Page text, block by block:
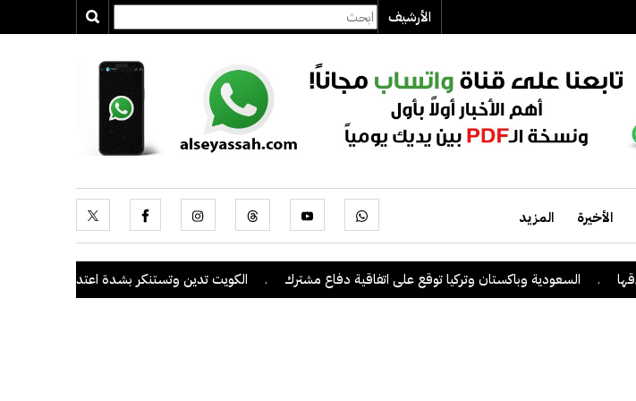
الأرشيف
الأخيرة المزيد
. السعودية وباكستان وتركيا توقع على اتفاقية دفاع مشترك الكويت تدين وتستنكر بشدة اعتداءات ميليشيا